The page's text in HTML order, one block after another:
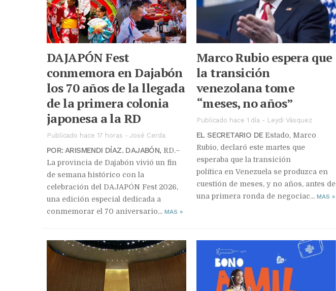
DAJAPÓN Fest
conmemora en Dajabón
los 70 años de la llegada
de la primera colonia
japonesa a la RD
Publicado hace 17 horas -José Cerda
POR: ARISMENDI DÍAZ. DAJABÓN, RD.–
La provincia de Dajabón vivió un fin
de semana histórico con la
celebración del DAJAPÓN Fest 2026,
una edición especial dedicada a
conmemorar el 70 aniversario... MAS »
Marco Rubio espera que
la transición
venezolana tome
“meses, no años”
Publicado hace 1 día - Leydi Vásquez
EL SECRETARIO DEEstado, Marco
Rubio, declaró este martes que
esperaba que la transición
política en Venezuela se produzca en
cuestión de meses, y no años, antes de
una primera ronda de negociac... MAS »